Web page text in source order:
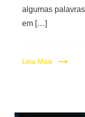
algumas
em […]
Leia Mais